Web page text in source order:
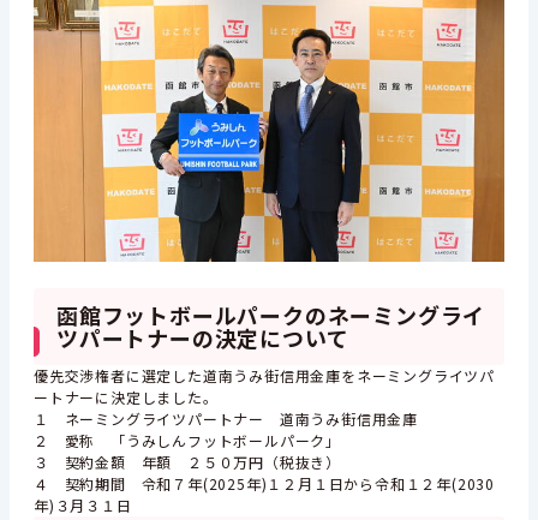
函館フットボールパークのネーミングライ
ツパートナーの決定について
優先交渉権者に選定した道南うみ街信用金庫をネーミングライツパ
ートナーに決定しました。
１ ネーミングライツパートナー 道南うみ街信用金庫
２ 愛称 「うみしんフットボールパーク」
３ 契約金額 年額 ２５０万円（税抜き）
４ 契約期間 令和７年(2025年)１２月１日から令和１２年(2030
年)３月３１日